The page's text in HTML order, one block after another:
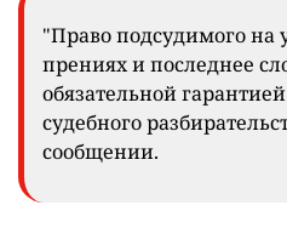
"Право подсудимого на
прениях и последнее
обязательной
судебного
сообщении.